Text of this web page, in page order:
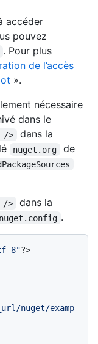
accéder
pouvez
. Pour plus
de l’accès
».
nécessaire
dans le
/>
dans la
nuget.org
de
/>
dans la
nuget.config .
8"?>
nuget/examp